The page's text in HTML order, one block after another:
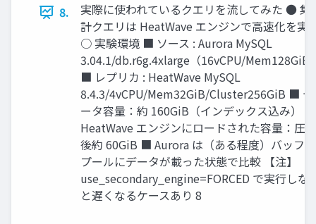
8.
実際に使われているクエリを流してみた ● 集
計クエリは HeatWave エンジンで高速化を実
○ 実験環境 ■ ソース : Aurora MySQL
3.04.1/db.r6g.4xlarge（16vCPU/Mem128GiB
■ レプリカ : HeatWave MySQL
8.4.3/4vCPU/Mem32GiB/Cluster256GiB ■ デ
ータ容量：約 160GiB（インデックス込み） ■
HeatWave エンジンにロードされた容量：圧縮
後約 60GiB ■ Aurora は（ある程度）バッファ
プールにデータが載った状態で比較 【注】
use_secondary_engine=FORCED で実行しな
と遅くなるケースあり 8